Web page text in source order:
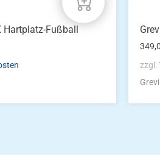
Hartplatz-Fußball
zzgl.